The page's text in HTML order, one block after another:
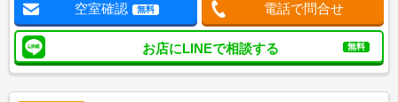
空室確認 無料 電話で問合せ
お店にLINEで相談する 無料